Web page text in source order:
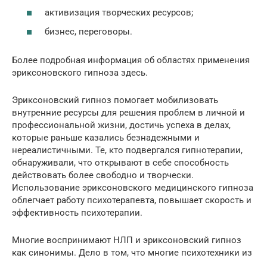
активизация творческих ресурсов;
бизнес, переговоры.
Более подробная информация об областях применения
эриксоновского гипноза здесь.
Эриксоновский гипноз помогает мобилизовать
внутренние ресурсы для решения проблем в личной и
профессиональной жизни, достичь успеха в делах,
которые раньше казались безнадежными и
нереалистичными. Те, кто подвергался гипнотерапии,
обнаруживали, что открывают в себе способность
действовать более свободно и творчески.
Использование эриксоновского медицинского гипноза
облегчает работу психотерапевта, повышает скорость и
эффективность психотерапии.
Многие воспринимают НЛП и эриксоновский гипноз
как синонимы. Дело в том, что многие психотехники из